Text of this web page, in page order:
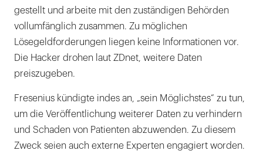
gestellt und arbeite mit den zuständigen Behörden
vollumfänglich zusammen. Zu möglichen
Lösegeldforderungen liegen keine Informationen vor.
Die Hacker drohen laut ZDnet, weitere Daten
preiszugeben.
Fresenius kündigte indes an, „sein Möglichstes“ zu tun,
um die Veröffentlichung weiterer Daten zu verhindern
und Schaden von Patienten abzuwenden. Zu diesem
Zweck seien auch externe Experten engagiert worden.